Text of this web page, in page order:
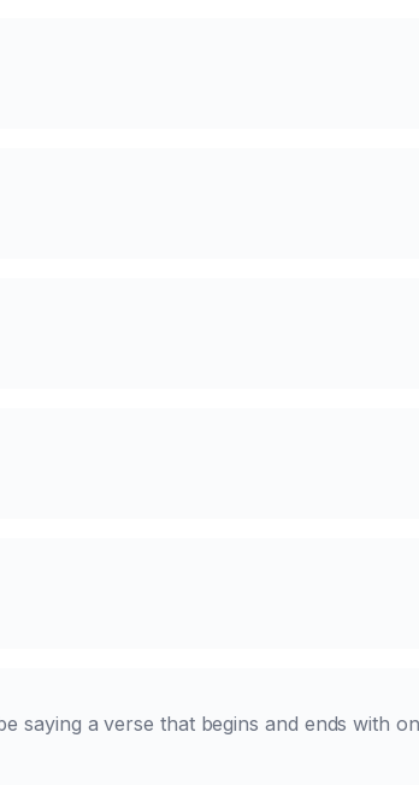
a verse that begins and ends with